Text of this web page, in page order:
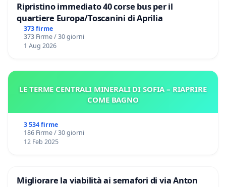
Ripristino immediato 40 corse bus per il
quartiere Europa/Toscanini di Aprilia
373 firme
373 Firme / 30 giorni
1 Aug 2026
LE TERME CENTRALI MINERALI DI SOFIA – RIAPRIRE
COME BAGNO
3 534 firme
186 Firme / 30 giorni
12 Feb 2025
Migliorare la viabilità ai semafori di via Anton